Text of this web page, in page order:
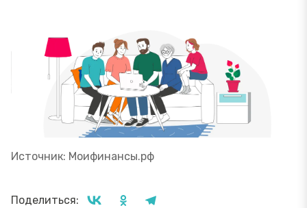
Источник: Моифинансы.рф
Поделиться: